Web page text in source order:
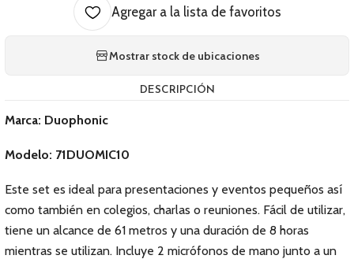
Agregar a la lista de favoritos
Mostrar stock de ubicaciones
DESCRIPCIÓN
Marca: Duophonic
Modelo: 71DUOMIC10
Este set es ideal para presentaciones y eventos pequeños así
como también en colegios, charlas o reuniones. Fácil de utilizar,
tiene un alcance de 61 metros y una duración de 8 horas
mientras se utilizan. Incluye 2 micrófonos de mano junto a un